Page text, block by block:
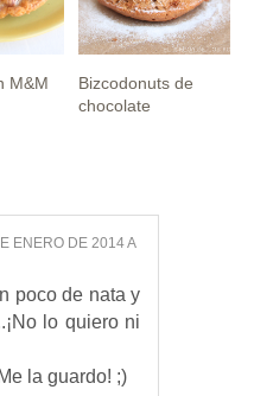
M&M
Bizcodonuts de
chocolate
ENERO DE 2014 A
poco de nata y
lo quiero ni
la guardo! ;)